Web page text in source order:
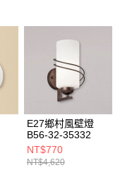
E27鄉村風壁燈
B56-32-35332
NT$770
NT$4,620